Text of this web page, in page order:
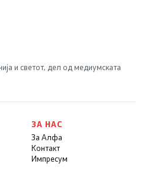
и светот, дел од медиумската
ЗА НАС
За Алфа
Контакт
Импресум